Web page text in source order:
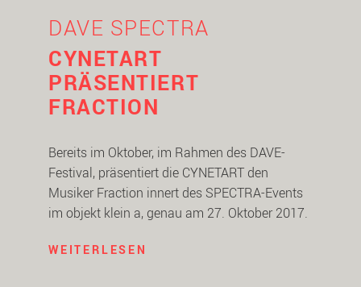
DAVE SPECTRA
CYNETART
PRÄSENTIERT
FRACTION
Bereits im Oktober, im Rahmen des DAVE-
Festival, präsentiert die CYNETART den
Musiker Fraction innert des SPECTRA-Events
im objekt klein a, genau am 27. Oktober 2017.
WEITERLESEN